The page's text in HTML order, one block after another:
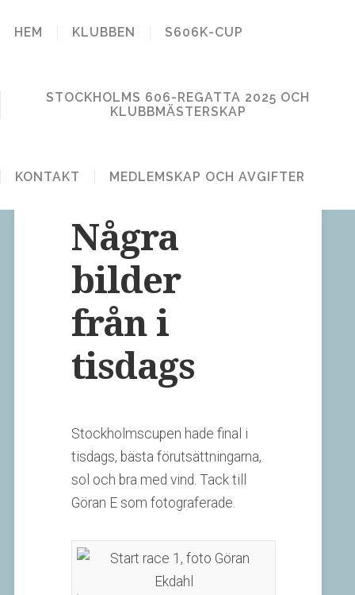
HEM KLUBBEN S606K-CUP
STOCKHOLMS 606-REGATTA 2025 OCH
KLUBBMÄSTERSKAP
KONTAKT MEDLEMSKAP OCH AVGIFTER
STOCKHOLM
606 KLUBB
Lämna en kommentar
Några
bilder
från i
tisdags
Stockholmscupen hade final i
tisdags, bästa förutsättningarna,
sol och bra med vind. Tack till
Göran E som fotograferade.